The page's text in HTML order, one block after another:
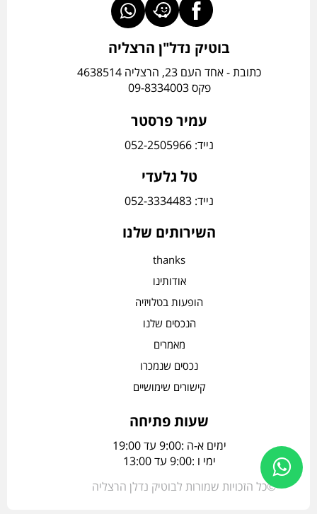
בוטיק נדל"ן הרצליה
כתובת - אחד העם 23, הרצליה 4638514
פקס 09-8334003
עמיר פרסטר
נייד: 052-2505966
טל גלעדי
נייד: 052-3334483
השירותים שלנו
thanks
אודותינו
הופעות בטלויזיה
הנכסים שלנו
מאמרים
נכסים שנמכרו
קישורים שימושיים
שעות פתיחה
ימים א-ה :9:00 עד 19:00
ימי ו :9:00 עד 13:00
©כל הזכויות שמורות לבוטיק נדלן הרצליה